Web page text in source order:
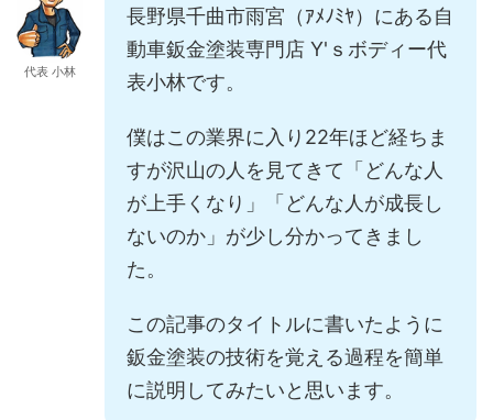
代表 小林
長野県千曲市雨宮（ｱﾒﾉﾐﾔ）にある自
動車鈑金塗装専門店 Y'ｓボディー代
表小林です。
僕はこの業界に入り22年ほど経ちま
すが沢山の人を見てきて「どんな人
が上手くなり」「どんな人が成長し
ないのか」が少し分かってきまし
た。
この記事のタイトルに書いたように
鈑金塗装の技術を覚える過程を簡単
に説明してみたいと思います。